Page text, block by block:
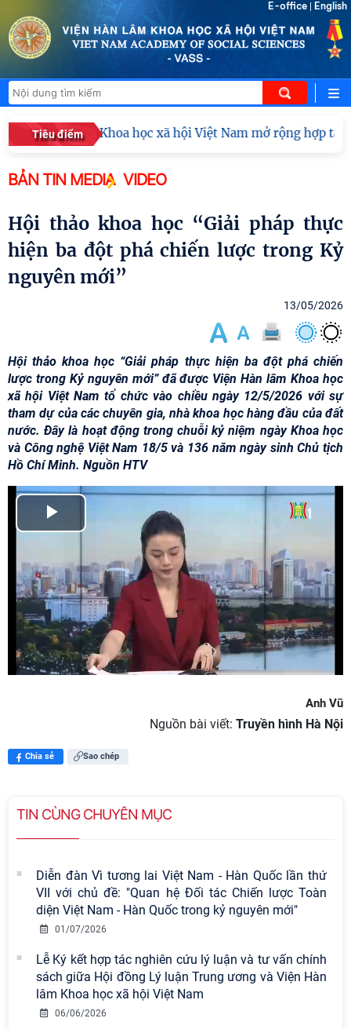
E-office English
Tiêu điểm
Viện Hàn lâm Khoa học xã hội Việt Nam mở rộng hợp
BẢN TIN MEDIA VIDEO
Hội thảo khoa học “Giải pháp thực
hiện ba đột phá chiến lược trong Kỷ
nguyên mới”
13/05/2026
Hội thảo khoa học “Giải pháp thực hiện ba đột phá chiến
lược trong Kỷ nguyên mới” đã được Viện Hàn lâm Khoa học
xã hội Việt Nam tổ chức vào chiều ngày 12/5/2026 với sự
tham dự của các chuyên gia, nhà khoa học hàng đầu của đất
nước. Đây là hoạt động trong chuỗi kỷ niệm ngày Khoa học
và Công nghệ Việt Nam 18/5 và 136 năm ngày sinh Chủ tịch
Hồ Chí Minh. Nguồn HTV
P
l
a
y
V
e
Anh Vũ
Nguồn bài viết: Truyền hình Hà Nội
Chia sẻ Sao chép
TIN CÙNG CHUYÊN MỤC
Diễn đàn Vì tương lai Việt Nam - Hàn Quốc lần thứ
VII với chủ đề: "Quan hệ Đối tác Chiến lược Toàn
diện Việt Nam - Hàn Quốc trong kỷ nguyên mới"
01/07/2026
Lễ Ký kết hợp tác nghiên cứu lý luận và tư vấn chính
sách giữa Hội đồng Lý luận Trung ương và Viện Hàn
lâm Khoa học xã hội Việt Nam
06/06/2026